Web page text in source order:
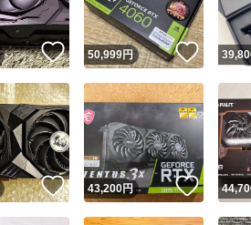
いいね！
50,999円 いいね
いいね！
43,200円 いいね